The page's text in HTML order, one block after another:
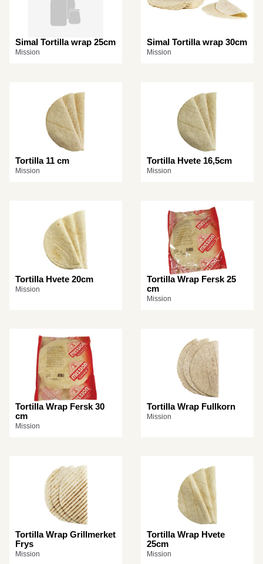
Simal Tortilla wrap 25cm
Mission
Simal Tortilla wrap 30cm
Mission
Tortilla 11 cm
Mission
Tortilla Hvete 16,5cm
Mission
Tortilla Hvete 20cm
Mission
Tortilla Wrap Fersk 25
cm
Mission
Tortilla Wrap Fersk 30
cm
Mission
Tortilla Wrap Fullkorn
Mission
Tortilla Wrap Grillmerket
Frys
Mission
Tortilla Wrap Hvete
25cm
Mission